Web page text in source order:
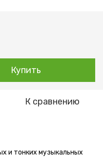
Купить
К сравнению
и тонких музыкальных